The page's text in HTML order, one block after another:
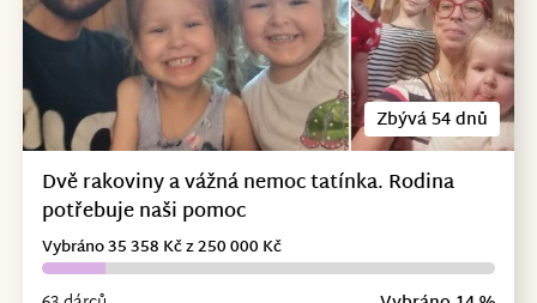
Zbývá 54 dnů
Dvě rakoviny a vážná nemoc tatínka. Rodina
potřebuje naši pomoc
Vybráno 35 358 Kč z 250 000 Kč